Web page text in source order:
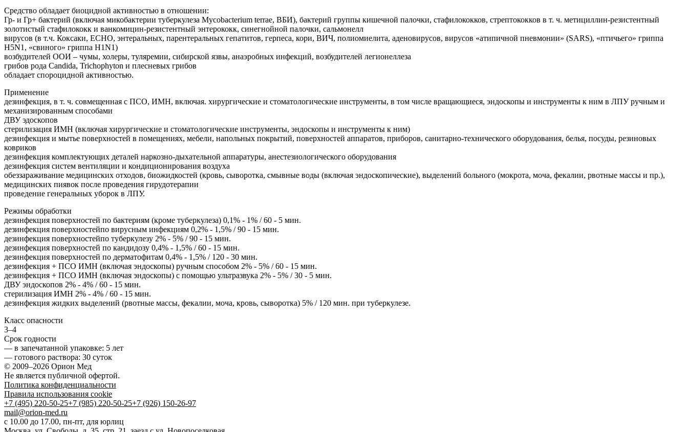
Средство обладает биоцидной активностью в отношении:
Гр- и Гр+ бактерий (включая микобактерии туберкулеза Mycobacterium terrae, ВБИ), бактерий группы кишечной палочки, стафилококков, стрептококков в т. ч. метициллин-резистентный
золотистый стафилококк и ванкомицин-резистентный энтерококк, синегнойной палочки, сальмонелл
вирусов (в т.ч. Коксаки, ЕСНО, энтеральных, парентеральных гепатитов, герпеса, кори, ВИЧ, полиомиелита, аденовирусов, вирусов «атипичной пневмонии» (SARS), «птичьего» гриппа
H5N1, «свиного» гриппа H1N1)
возбудителей ООИ – чумы, холеры, туляремии, сибирской язвы, анаэробных инфекций, возбудителей легионеллеза
грибов рода Candida, Trichophyton и плесневых грибов
обладает спороцидной активностью.
Применение
дезинфекция, в т. ч. совмещенная с ПСО, ИМН, включая. хирургические и стоматологические инструменты, в том числе вращающиеся, эндоскопы и инструменты к ним в ЛПУ ручным и
механизированным способами
ДВУ эдоскопов
стерилизация ИМН (включая хирургические и стоматологические инструменты, эндоскопы и инструменты к ним)
дезинфекция и мытье поверхностей в помещениях, мебели, напольных покрытий, поверхностей аппаратов, приборов, санитарно-технического оборудования, белья, посуды, резиновых
ковриков
дезинфекция комплектующих деталей наркозно-дыхательной аппаратуры, анестезиологического оборудования
дезинфекция систем вентиляции и кондиционирования воздуха
обеззараживание медицинских отходов, биожидкостей (кровь, сыворотка, смывные воды (включая эндоскопические), выделений больного (мокрота, моча, фекалии, рвотные массы и пр.),
медицинских пиявок после проведения гирудотерапии
проведение генеральных уборок в ЛПУ.
Режимы обработки
дезинфекция поверхностей по бактериям (кроме туберкулеза) 0,1% - 1% / 60 - 5 мин.
дезинфекция поверхностейпо вирусным инфекциям 0,2% - 1,5% / 90 - 15 мин.
дезинфекция поверхностейпо туберкулезу 2% - 5% / 90 - 15 мин.
дезинфекция поверхностей по кандидозу 0,4% - 1,5% / 60 - 15 мин.
дезинфекция поверхностей по дерматофитам 0,4% - 1,5% / 120 - 30 мин.
дезинфекция + ПСО ИМН (включая эндоскопы) ручным способом 2% - 5% / 60 - 15 мин.
дезинфекция + ПСО ИМН (включая эндоскопы) с помощью ультразвука 2% - 5% / 30 - 5 мин.
ДВУ эндоскопов 2% - 4% / 60 - 15 мин.
cтерилизация ИМН 2% - 4% / 60 - 15 мин.
дезинфекция жидких выделений (рвотные массы, фекалии, моча, кровь, сыворотка) 5% / 120 мин. при туберкулезе.
Класс опасности
3–4
Срок годности
— в запечатанной упаковке: 5 лет
— готового раствора: 30 суток
© 2009–2026 Орион Мед
Не является публичной офертой.
Политика конфиденциальности
Правила использования cookie
+7 (495) 220-50-25+7 (985) 220-50-25+7 (926) 150-26-97
mail@orion-med.ru
c 10.00 до 17.00, пн-пт, для юрлиц